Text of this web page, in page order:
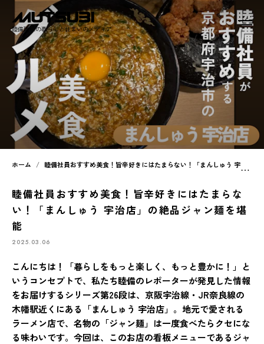
睦備建設の暮らしと住まいのメディア
ホーム 睦備社員おすすめ美食！旨辛好きにはたまらない！「まんしゅう 宇治店」の絶品ジャン麺を堪能
睦備社員おすすめ美食！旨辛好きにはたまらな
い！「まんしゅう 宇治店」の絶品ジャン麺を堪
能
2025.03.06
こんにちは！「暮らしをもっと楽しく、もっと豊かに！」と
いうコンセプトで、私たち睦備のレポーターが発見した情報
をお届けするシリーズ第26段は、京阪宇治線・JR奈良線の
木幡駅近くにある「まんしゅう 宇治店」。地元で愛される
ラーメン店で、名物の「ジャン麺」は一度食べたらクセにな
る味わいです。今回は、このお店の看板メニューであるジャ